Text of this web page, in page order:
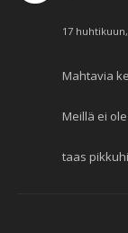
17
Mahtavia
Meillä ei
taas